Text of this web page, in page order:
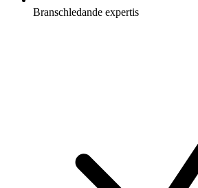
Branschledande expertis